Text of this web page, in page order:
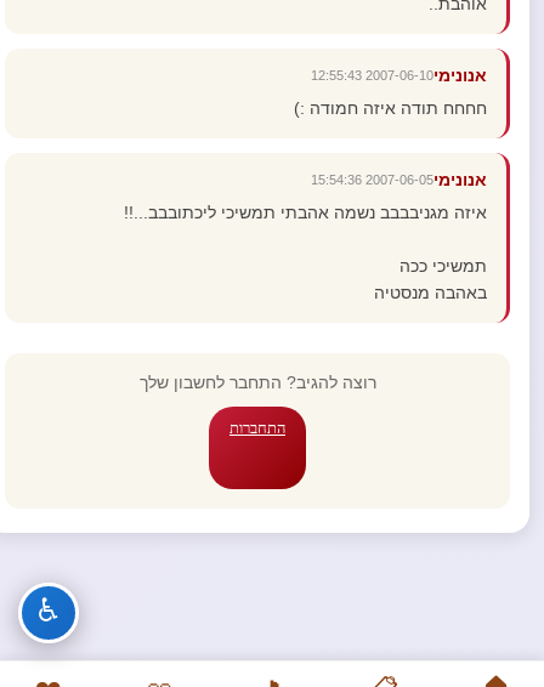
אנונימי2007-06-10 12:55:43
חחחח תודה איזה חמודה :)
אנונימי2007-06-05 15:54:36
איזה מגניבבבב נשמה אהבתי תמשיכי ליכתובבב...!!
תמשיכי ככה
באהבה מנסטיה
רוצה להגיב? התחבר לחשבון שלך
התחברות
♿